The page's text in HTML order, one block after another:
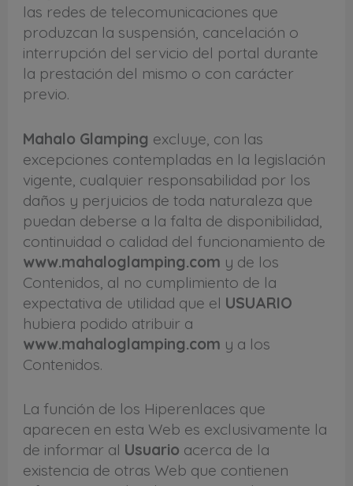
las redes de telecomunicaciones que
produzcan la suspensión, cancelación o
interrupción del servicio del portal durante
la prestación del mismo o con carácter
previo.
Mahalo Glamping excluye, con las
excepciones contempladas en la legislación
vigente, cualquier responsabilidad por los
daños y perjuicios de toda naturaleza que
puedan deberse a la falta de disponibilidad,
continuidad o calidad del funcionamiento de
www.mahaloglamping.com y de los
Contenidos, al no cumplimiento de la
expectativa de utilidad que el USUARIO
hubiera podido atribuir a
www.mahaloglamping.com y a los
Contenidos.
La función de los Hiperenlaces que
aparecen en esta Web es exclusivamente la
de informar al Usuario acerca de la
existencia de otras Web que contienen